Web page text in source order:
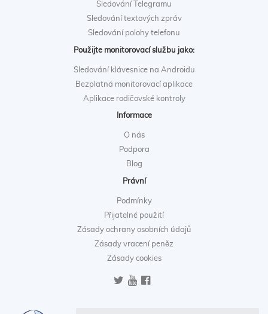
Sledování Telegramu
Sledování textových zpráv
Sledování polohy telefonu
Použijte monitorovací službu jako:
Sledování klávesnice na Androidu
Bezplatná monitorovací aplikace
Aplikace rodičovské kontroly
Informace
O nás
Podpora
Blog
Právní
Podmínky
Přijatelné použití
Zásady ochrany osobních údajů
Zásady vracení peněz
Zásady cookies